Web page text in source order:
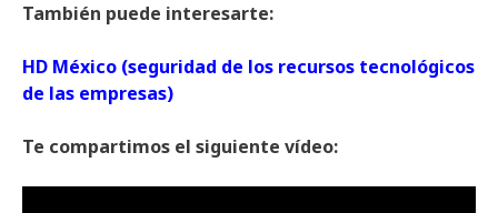
También puede interesarte:
HD México (seguridad de los recursos tecnológicos
de las empresas)
Te compartimos el siguiente vídeo: